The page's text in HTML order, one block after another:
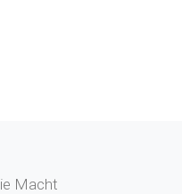
Macht